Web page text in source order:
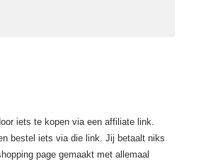
iets te kopen via een affiliate link.
bestel iets via die link. Jij betaalt niks
page gemaakt met allemaal